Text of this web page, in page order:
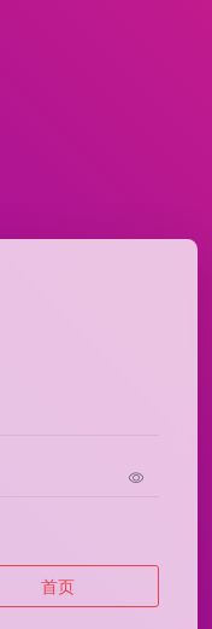
首页